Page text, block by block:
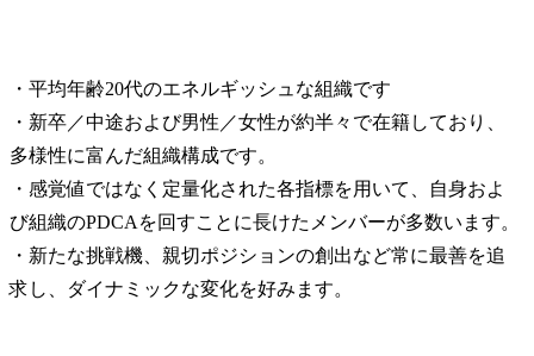
・平均年齢20代のエネルギッシュな組織です
・新卒／中途および男性／女性が約半々で在籍しており、
多様性に富んだ組織構成です。
・感覚値ではなく定量化された各指標を用いて、自身およ
び組織のPDCAを回すことに長けたメンバーが多数います。
・新たな挑戦機、親切ポジションの創出など常に最善を追
求し、ダイナミックな変化を好みます。